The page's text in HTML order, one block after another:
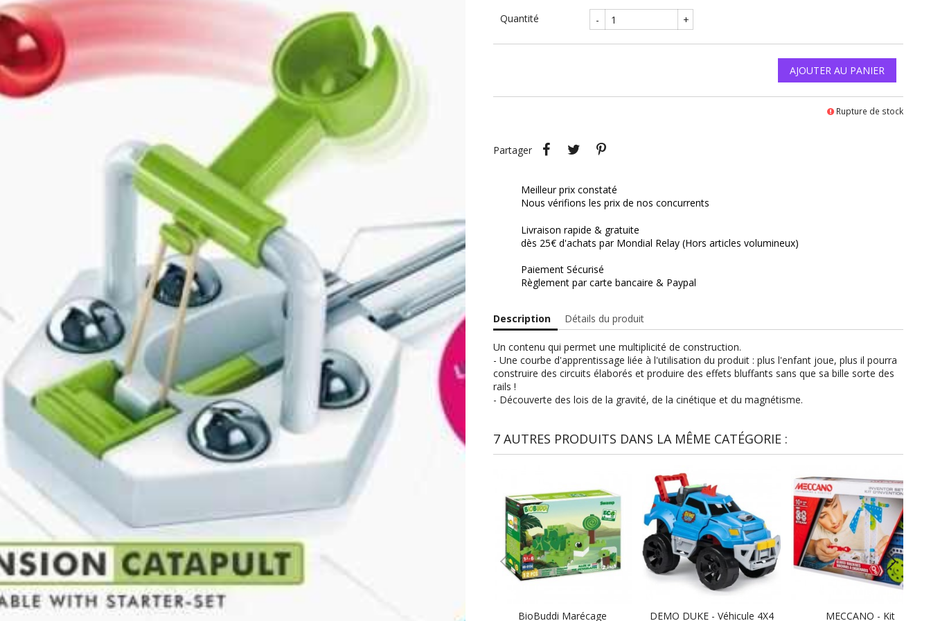
Quantité - +
AJOUTER AU PANIER
Rupture de stock
Partager
PartagerTweet
Meilleur prix constaté
Nous vérifions les prix de nos concurrents
Livraison rapide & gratuite
dès 25€ d'achats par Mondial Relay (Hors articles volumineux)
Paiement Sécurisé
Règlement par carte bancaire & Paypal
Description Détails du produit
Un contenu qui permet une multiplicité de construction.
- Une courbe d'apprentissage liée à l'utilisation du produit : plus l'enfant joue, plus il pourra
construire des circuits élaborés et produire des effets bluffants sans que sa bille sorte des
rails !
- Découverte des lois de la gravité, de la cinétique et du magnétisme.
7 AUTRES PRODUITS DANS LA MÊME CATÉGORIE :
BioBuddi Marécage
DEMO DUKE - Véhicule 4X4
MECCANO - Kit